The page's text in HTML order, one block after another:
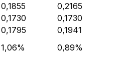
0,1855
0,2165
0,1730
0,1730
0,1795
0,1941
1,06% 0,89%